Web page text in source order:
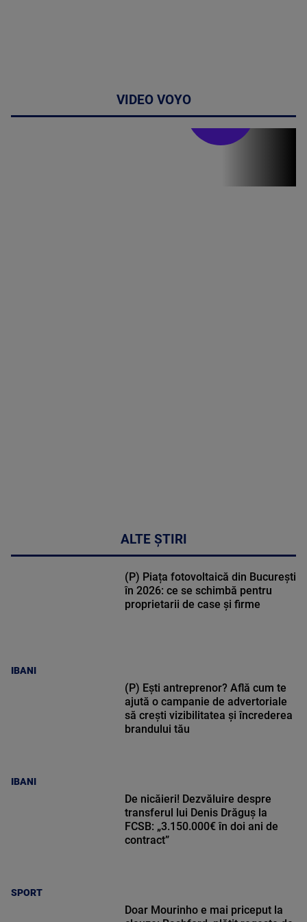
VIDEO VOYO
ALTE ȘTIRI
IBANI
(P) Piața fotovoltaică din București
în 2026: ce se schimbă pentru
proprietarii de case și firme
IBANI
(P) Ești antreprenor? Află cum te
ajută o campanie de advertoriale
să crești vizibilitatea și încrederea
brandului tău
SPORT
De nicăieri! Dezvăluire despre
transferul lui Denis Drăguș la
FCSB: „3.150.000€ în doi ani de
contract”
Doar Mourinho e mai priceput la